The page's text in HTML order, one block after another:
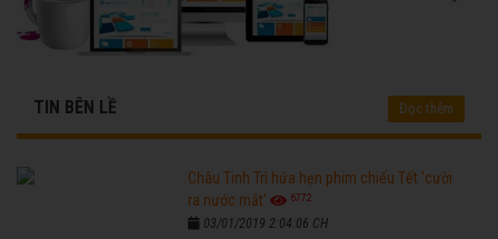
TIN BÊN LỀ Đọc thêm
Châu Tinh Trì hứa hẹn phim chiếu Tết 'cười
ra nước mắt'
6772
03/01/2019 2:04:06 CH